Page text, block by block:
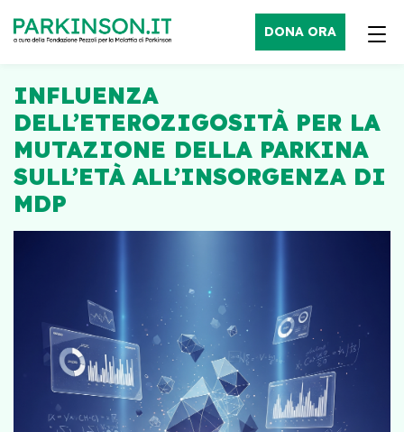
DONA ORA
INFLUENZA
DELL’ETEROZIGOSITÀ PER LA
MUTAZIONE DELLA PARKINA
SULL’ETÀ ALL’INSORGENZA DI
MDP